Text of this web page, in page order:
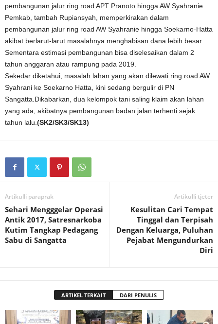
pembangunan jalur ring road APT Pranoto hingga AW Syahranie.
Pemkab, tambah Rupiansyah, memperkirakan dalam
pembangunan jalur ring road AW Syahranie hingga Soekarno-Hatta
akibat berlarut-larut masalahnya menghabisan dana lebih besar.
Sementara estimasi pembangunan bisa diselesaikan dalam 2
tahun anggaran atau rampung pada 2019.
Sekedar diketahui, masalah lahan yang akan dilewati ring road AW
Syahrani ke Soekarno Hatta, kini sedang bergulir di PN
Sangatta.Dikabarkan, dua kelompok tani saling klaim akan lahan
yang ada, akibatnya pembangunan badan jalan terhenti sejak
tahun lalu. (SK2/SK3/SK13)
Artikulli paraprak
Sehari Mengggelar Operasi
Antik 2017, Satresnarkoba
Kutim Tangkap Pedagang
Sabu di Sangatta
Artikulli tjetër
Kesulitan Cari Tempat
Tinggal dan Terpisah
Dengan Keluarga, Puluhan
Pejabat Mengundurkan
Diri
ARTIKEL TERKAIT DARI PENULIS